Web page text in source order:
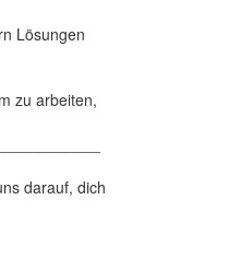
Lösungen
zu arbeiten,
darauf, dich